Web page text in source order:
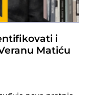
i
Matiću